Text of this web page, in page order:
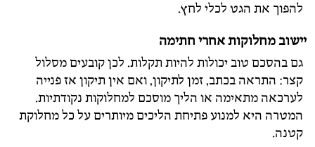
להפוך את הגט לכלי לחץ.
יישוב מחלוקות אחרי חתימה
גם בהסכם טוב יכולות להיות תקלות. לכן קובעים מסלול
קצר: התראה בכתב, זמן לתיקון, ואם אין תיקון אז פנייה
לערכאה מתאימה או הליך מוסכם למחלוקות נקודתיות.
המטרה היא למנוע פתיחת הליכים מיותרים על כל מחלוקת
קטנה.